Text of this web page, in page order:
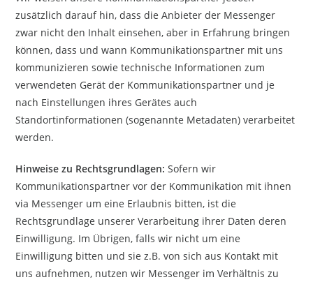
zusätzlich darauf hin, dass die Anbieter der Messenger
zwar nicht den Inhalt einsehen, aber in Erfahrung bringen
können, dass und wann Kommunikationspartner mit uns
kommunizieren sowie technische Informationen zum
verwendeten Gerät der Kommunikationspartner und je
nach Einstellungen ihres Gerätes auch
Standortinformationen (sogenannte Metadaten) verarbeitet
werden.
Hinweise zu Rechtsgrundlagen:Sofern wir
Kommunikationspartner vor der Kommunikation mit ihnen
via Messenger um eine Erlaubnis bitten, ist die
Rechtsgrundlage unserer Verarbeitung ihrer Daten deren
Einwilligung. Im Übrigen, falls wir nicht um eine
Einwilligung bitten und sie z.B. von sich aus Kontakt mit
uns aufnehmen, nutzen wir Messenger im Verhältnis zu